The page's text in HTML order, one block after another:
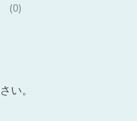
(0)
い。